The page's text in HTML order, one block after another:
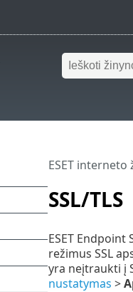
SSL/TLS
ESET interneto
ESET
režimus SSL
yra neįtraukti į
nustatymas >